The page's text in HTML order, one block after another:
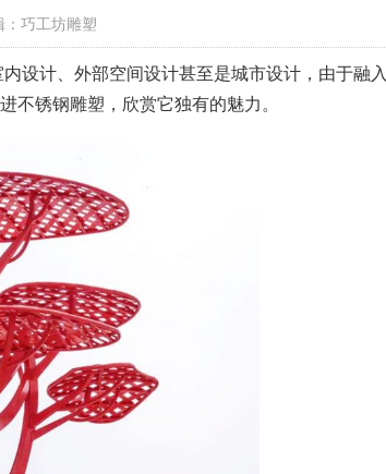
：巧工坊雕塑
设计、外部空间设计甚至是城市设计，由于融入
不锈钢雕塑，欣赏它独有的魅力。